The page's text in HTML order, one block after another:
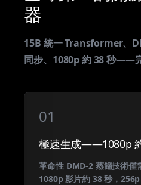
器
15B 統一 Transformer、
同步、1080p 約 38 秒——
01
極速生成——1080p
革命性 DMD-2 蒸餾技術僅
1080p 影片約 38 秒，